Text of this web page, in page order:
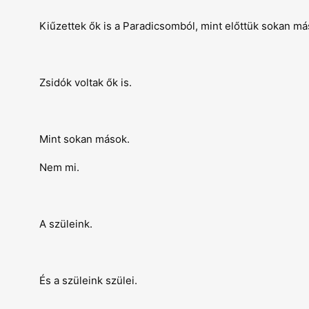
Kiűzettek ők is a Paradicsomból, mint előttük sokan
Zsidók voltak ők is.
Mint sokan mások.
Nem mi.
A szüleink.
És a szüleink szülei.